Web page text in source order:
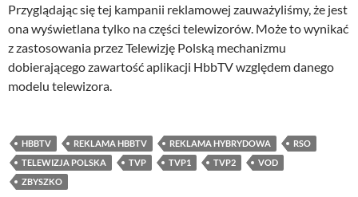
Przyglądając się tej kampanii reklamowej zauważyliśmy, że jest
ona wyświetlana tylko na części telewizorów. Może to wynikać
z zastosowania przez Telewizję Polską mechanizmu
dobierającego zawartość aplikacji HbbTV względem danego
modelu telewizora.
HBBTV REKLAMA HBBTV REKLAMA HYBRYDOWA
RSO
TELEWIZJA POLSKA
TVP TVP1 TVP2
VOD
ZBYSZKO